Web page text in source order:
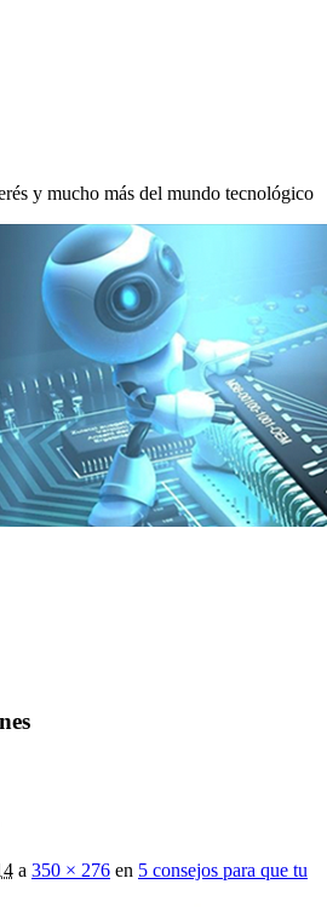
y mucho más del mundo tecnológico
a 350 × 276 en 5 consejos para que tu